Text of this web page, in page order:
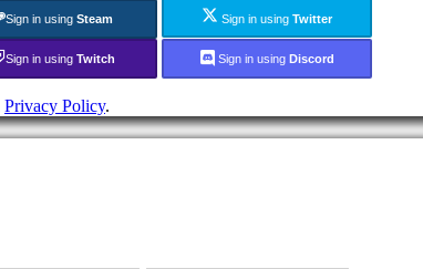
Sign in using Steam Sign in using Twitter
Sign in using Twitch Sign in using Discord
Privacy Policy.